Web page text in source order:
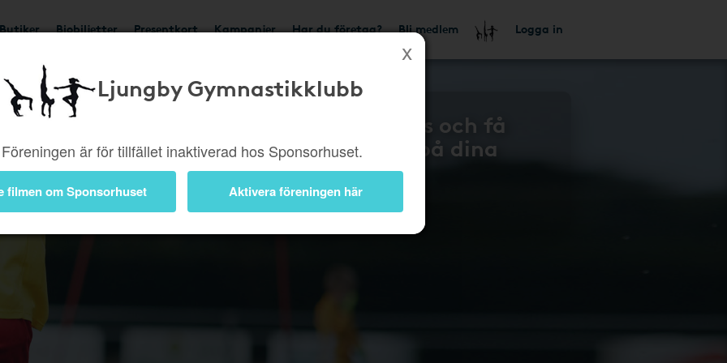
Butiker Biobiljetter Presentkort Kampanjer Har du företag? Bli medlem Logga in
Ljungby Gymnastikklubb
Föreningen är för tillfället inaktiverad hos Sponsorhuset.
filmen om Sponsorhuset Aktivera föreningen här
Bli medlem gratis och få
pengar tillbaka på dina
nätköp från 604
nätbutiker!